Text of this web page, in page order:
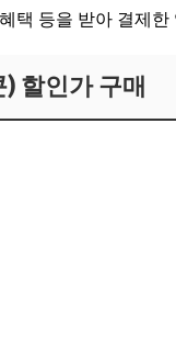
택 등을 받아 결제
할인가 구매